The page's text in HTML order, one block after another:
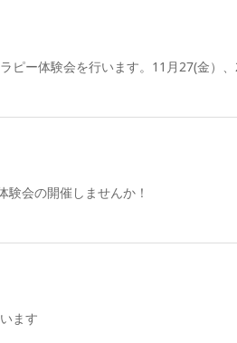
ピー体験会を行います。11月27(金）、
会の開催しませんか！
ます